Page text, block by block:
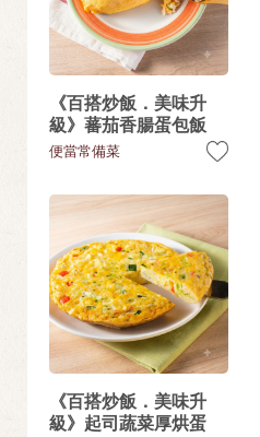
《百搭炒飯．美味升
級》蕃茄香腸蛋包飯
便當常備菜
《百搭炒飯．美味升
級》起司蔬菜厚烘蛋